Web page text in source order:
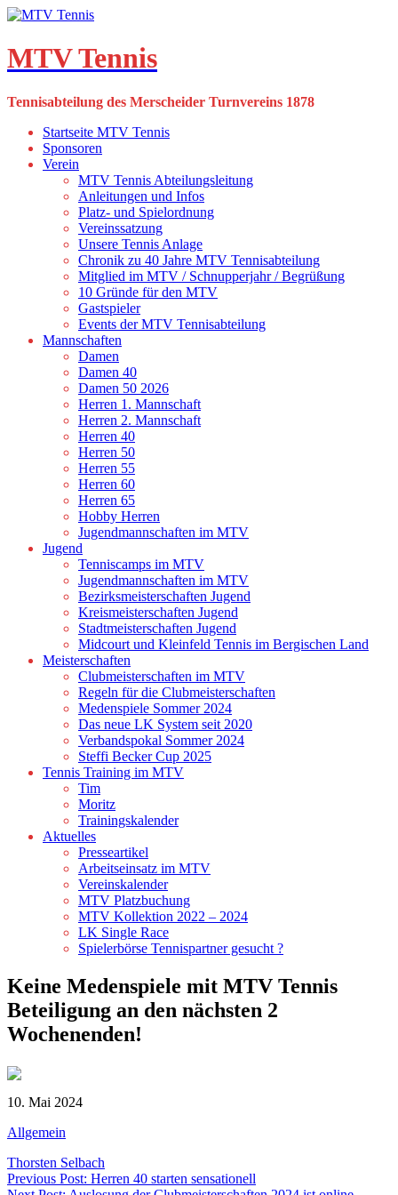
Skip
content
MTV Tennis
Tennisabteilung des Merscheider Turnvereins 1878
Startseite MTV Tennis
Sponsoren
Verein
MTV Tennis Abteilungsleitung
Anleitungen und Infos
Platz- und Spielordnung
Vereinssatzung
Unsere Tennis Anlage
Chronik zu 40 Jahre MTV Tennisabteilung
Mitglied im MTV / Schnupperjahr / Begrüßung
10 Gründe für den MTV
Gastspieler
Events der MTV Tennisabteilung
Mannschaften
Damen
Damen 40
Damen 50 2026
Herren 1. Mannschaft
Herren 2. Mannschaft
Herren 40
Herren 50
Herren 55
Herren 60
Herren 65
Hobby Herren
Jugendmannschaften im MTV
Jugend
Tenniscamps im MTV
Jugendmannschaften im MTV
Bezirksmeisterschaften Jugend
Kreismeisterschaften Jugend
Stadtmeisterschaften Jugend
Midcourt und Kleinfeld Tennis im Bergischen Land
Meisterschaften
Clubmeisterschaften im MTV
Regeln für die Clubmeisterschaften
Medenspiele Sommer 2024
Das neue LK System seit 2020
Verbandspokal Sommer 2024
Steffi Becker Cup 2025
Tennis Training im MTV
Tim
Moritz
Trainingskalender
Aktuelles
Presseartikel
Arbeitseinsatz im MTV
Vereinskalender
MTV Platzbuchung
MTV Kollektion 2022 – 2024
LK Single Race
Spielerbörse Tennispartner gesucht ?
Keine Medenspiele mit MTV Tennis
Beteiligung an den nächsten 2
Wochenenden!
10. Mai 2024
Allgemein
Thorsten Selbach
Beitragsnavigation
Previous Post: Herren 40 starten sensationell